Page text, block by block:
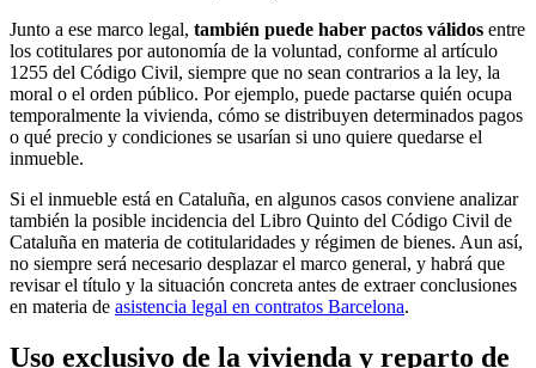
Junto a ese marco legal, también puede haber pactos válidos entre
los cotitulares por autonomía de la voluntad, conforme al artículo
1255 del Código Civil, siempre que no sean contrarios a la ley, la
moral o el orden público. Por ejemplo, puede pactarse quién ocupa
temporalmente la vivienda, cómo se distribuyen determinados pagos
o qué precio y condiciones se usarían si uno quiere quedarse el
inmueble.
Si el inmueble está en Cataluña, en algunos casos conviene analizar
también la posible incidencia del Libro Quinto del Código Civil de
Cataluña en materia de cotitularidades y régimen de bienes. Aun así,
no siempre será necesario desplazar el marco general, y habrá que
revisar el título y la situación concreta antes de extraer conclusiones
en materia de asistencia legal en contratos Barcelona.
Uso exclusivo de la vivienda y reparto de